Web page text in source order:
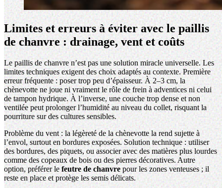
Limites et erreurs à éviter avec le paillis
de chanvre : drainage, vent et coûts
Le paillis de chanvre n’est pas une solution miracle universelle. Les
limites techniques exigent des choix adaptés au contexte. Première
erreur fréquente : poser trop peu d’épaisseur. À 2–3 cm, la
chènevotte ne joue ni vraiment le rôle de frein à adventices ni celui
de tampon hydrique. À l’inverse, une couche trop dense et non
ventilée peut prolonger l’humidité au niveau du collet, risquant la
pourriture sur des cultures sensibles.
Problème du vent : la légèreté de la chènevotte la rend sujette à
l’envol, surtout en bordures exposées. Solution technique : utiliser
des bordures, des piquets, ou associer avec des matières plus lourdes
comme des copeaux de bois ou des pierres décoratives. Autre
option, préférer le feutre de chanvrepour les zones venteuses ; il
reste en place et protège les semis délicats.